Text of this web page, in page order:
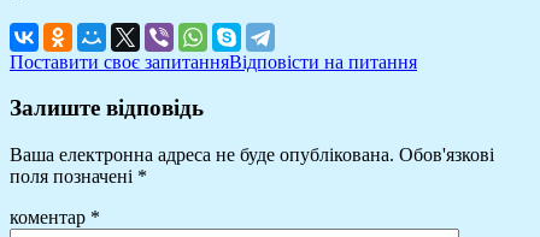
Поставити своє запитанняВідповісти на питання
Залиште відповідь
Ваша електронна адреса не буде опублікована. Обов'язкові
поля позначені *
коментар *